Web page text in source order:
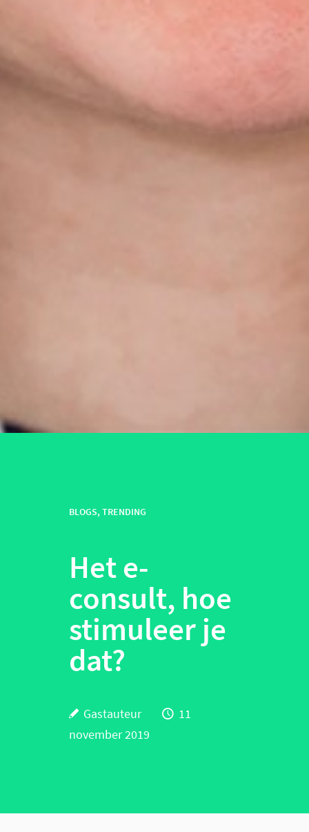
BLOGS,TRENDING
Het e-
consult, hoe
stimuleer je
dat?
Gastauteur
11
november 2019